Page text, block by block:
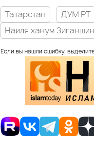
Татарстан ДУМ РТ
Наиля ханум
Если вы нашли ошибку,